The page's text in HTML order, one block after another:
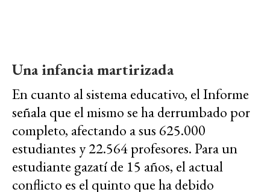
Una infancia martirizada
En cuanto al sistema educativo, el Informe
señala que el mismo se ha derrumbado por
completo, afectando a sus 625.000
estudiantes y 22.564 profesores. Para un
estudiante gazatí de 15 años, el actual
conflicto es el quinto que ha debido